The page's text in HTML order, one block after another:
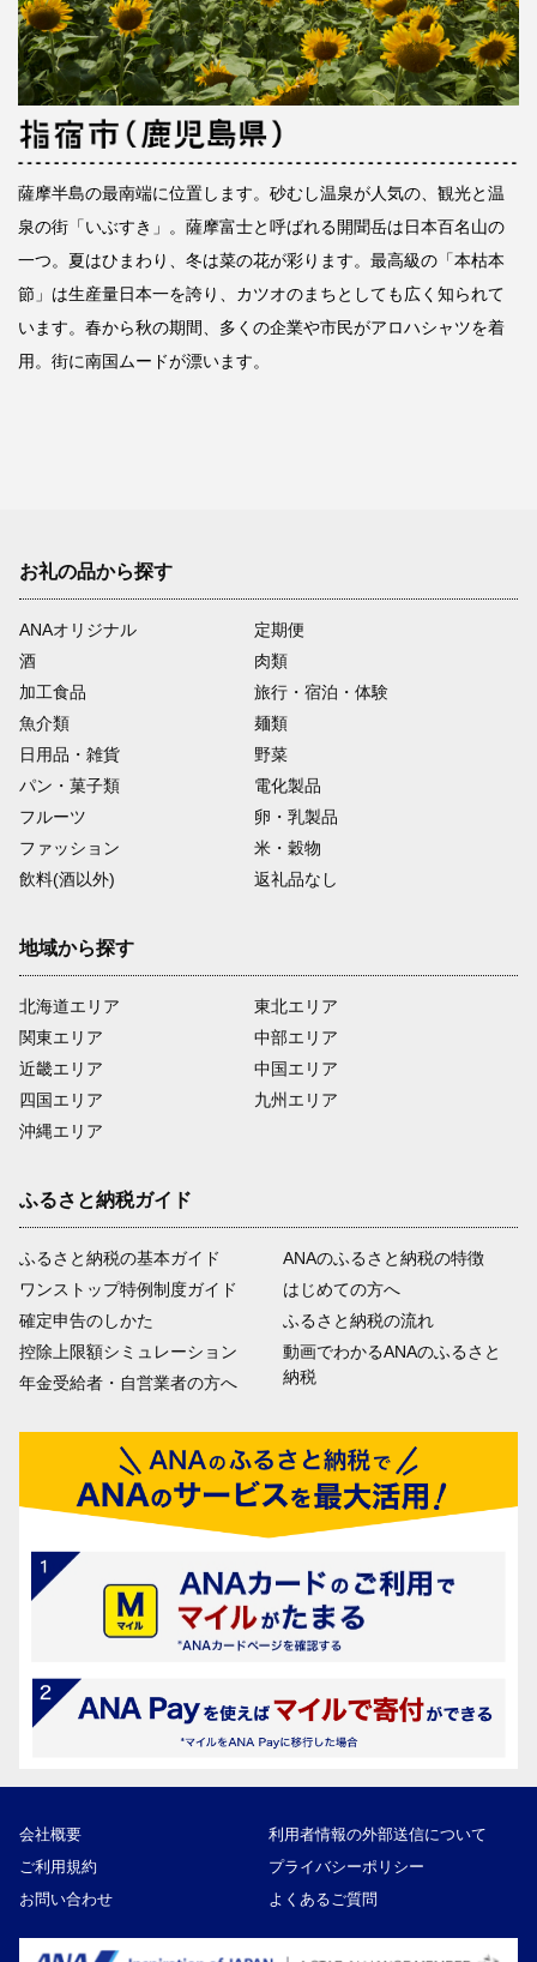
薩摩半島の最南端に位置します。砂むし温泉が人気の、観光と温
泉の街「いぶすき」。薩摩富士と呼ばれる開聞岳は日本百名山の
一つ。夏はひまわり、冬は菜の花が彩ります。最高級の「本枯本
節」は生産量日本一を誇り、カツオのまちとしても広く知られて
います。春から秋の期間、多くの企業や市民がアロハシャツを着
用。街に南国ムードが漂います。
お礼の品から探す
ANAオリジナル
定期便
酒
肉類
加工食品
旅行・宿泊・体験
魚介類
麺類
日用品・雑貨
野菜
パン・菓子類
電化製品
フルーツ
卵・乳製品
ファッション
米・穀物
飲料(酒以外)
返礼品なし
地域から探す
北海道エリア
関東エリア
近畿エリア
四国エリア
沖縄エリア
東北エリア
中部エリア
中国エリア
九州エリア
ふるさと納税ガイド
ふるさと納税の基本ガイド
ワンストップ特例制度ガイド
確定申告のしかた
控除上限額シミュレーション
年金受給者・自営業者の方へ
ANAのふるさと納税の特徴
はじめての方へ
ふるさと納税の流れ
動画でわかるANAのふるさと
納税
会社概要
利用者情報の外部送信について
ご利用規約
プライバシーポリシー
お問い合わせ
よくあるご質問